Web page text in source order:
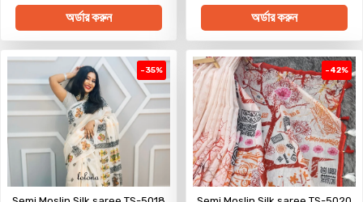
অর্ডার করুন অর্ডার করুন
-35% -42%